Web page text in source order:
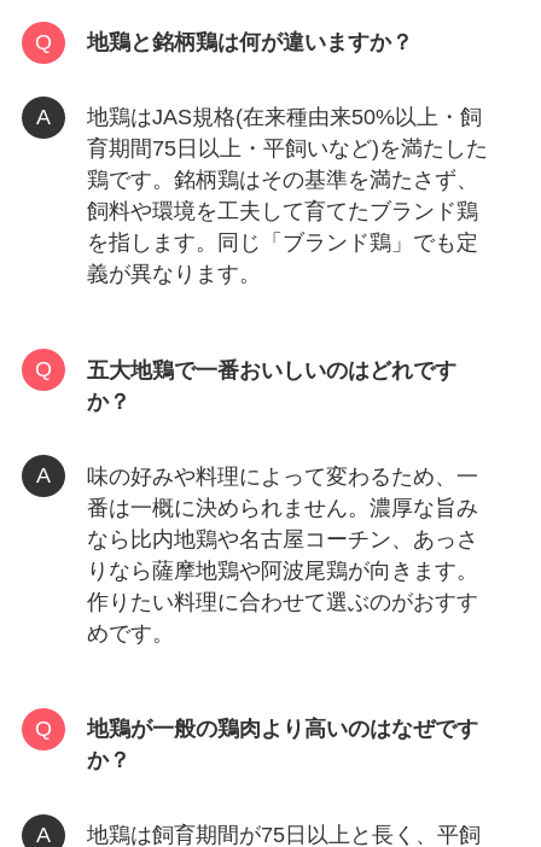
地鶏と銘柄鶏は何が違いますか？
地鶏はJAS規格(在来種由来50%以上・飼
育期間75日以上・平飼いなど)を満たした
鶏です。銘柄鶏はその基準を満たさず、
飼料や環境を工夫して育てたブランド鶏
を指します。同じ「ブランド鶏」でも定
義が異なります。
五大地鶏で一番おいしいのはどれです
か？
味の好みや料理によって変わるため、一
番は一概に決められません。濃厚な旨み
なら比内地鶏や名古屋コーチン、あっさ
りなら薩摩地鶏や阿波尾鶏が向きます。
作りたい料理に合わせて選ぶのがおすす
めです。
地鶏が一般の鶏肉より高いのはなぜです
か？
地鶏は飼育期間が75日以上と長く、平飼